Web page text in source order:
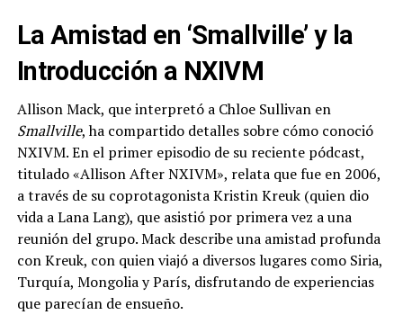
La Amistad en ‘Smallville’ y la
Introducción a NXIVM
Allison Mack, que interpretó a Chloe Sullivan en
Smallville, ha compartido detalles sobre cómo conoció
NXIVM. En el primer episodio de su reciente pódcast,
titulado «Allison After NXIVM», relata que fue en 2006,
a través de su coprotagonista Kristin Kreuk (quien dio
vida a Lana Lang), que asistió por primera vez a una
reunión del grupo. Mack describe una amistad profunda
con Kreuk, con quien viajó a diversos lugares como Siria,
Turquía, Mongolia y París, disfrutando de experiencias
que parecían de ensueño.